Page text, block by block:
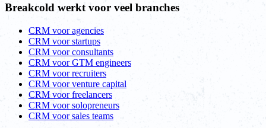
Breakcold werkt voor veel branches
CRM voor agencies
CRM voor startups
CRM voor consultants
CRM voor GTM engineers
CRM voor recruiters
CRM voor venture capital
CRM voor freelancers
CRM voor solopreneurs
CRM voor sales teams